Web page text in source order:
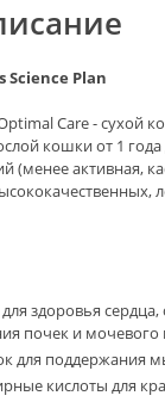
Plan
Care - сухой
кошки от 1
(менее активная,
здоровья
почек и мочевого
для поддержания
кислоты для